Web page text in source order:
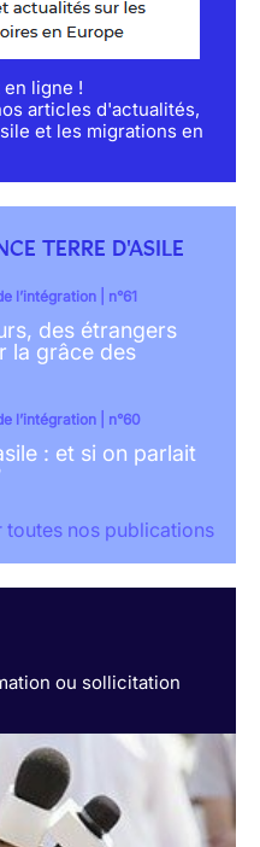
ligne !
articles d'actualités,
et les migrations en
TERRE D'ASILE
l’intégration | n°61
des étrangers
la grâce des
l’intégration | n°60
: et si on parlait
toutes nos publications
ou sollicitation